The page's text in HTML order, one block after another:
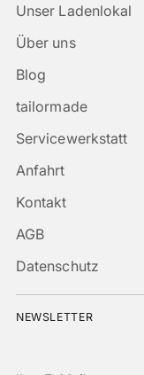
Unser Ladenlokal
Über uns
Blog
tailormade
Servicewerkstatt
Anfahrt
Kontakt
AGB
Datenschutz
NEWSLETTER